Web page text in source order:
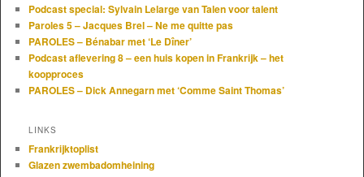
Podcast special: Sylvain Lelarge van Talen voor talent
Paroles 5 – Jacques Brel – Ne me quitte pas
PAROLES – Bénabar met ‘Le Dîner’
Podcast aflevering 8 – een huis kopen in Frankrijk – het
koopproces
PAROLES – Dick Annegarn met ‘Comme Saint Thomas’
LINKS
Frankrijktoplist
Glazen zwembadomheining